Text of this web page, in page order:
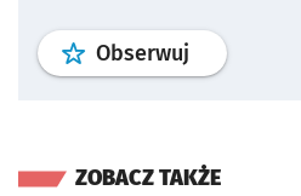
Obserwuj profil
ZOBACZ TAKŻE